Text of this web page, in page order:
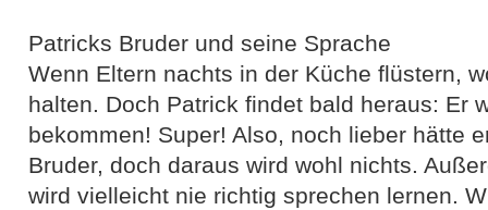
Patricks Bruder und seine Sprache
Wenn Eltern nachts in der Küche flüstern,
halten. Doch Patrick findet bald heraus: Er
bekommen! Super! Also, noch lieber hätte
Bruder, doch daraus wird wohl nichts.
wird vielleicht nie richtig sprechen lernen.